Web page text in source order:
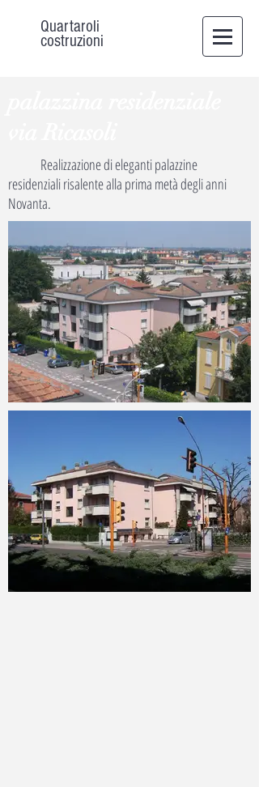
Quartaroli
costruzioni
Realizzazione di eleganti palazzine
residenziali risalente alla prima metà degli anni
Novanta.